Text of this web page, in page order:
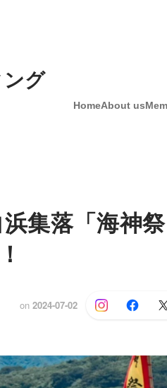
グ
HomeAbout us
集落「海神
on 2024-07-02